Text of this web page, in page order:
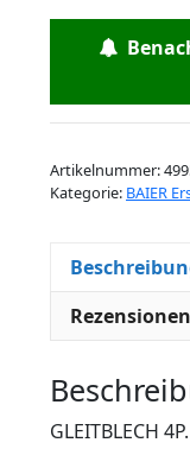
Artikelnummer:
Kategorie: BAIER
GLEITBLECH 4P.